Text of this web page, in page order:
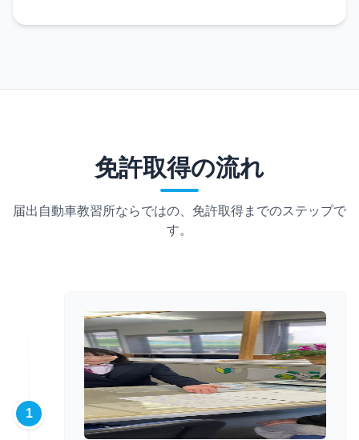
免許取得の流れ
届出自動車教習所ならではの、免許取得までのステップで
す。
1